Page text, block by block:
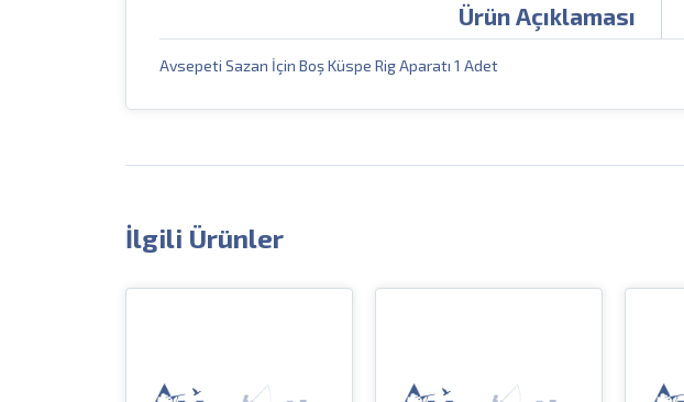
Ürün Açıklaması
Avsepeti Sazan İçin Boş Küspe Rig Aparatı 1 Adet
İlgili Ürünler